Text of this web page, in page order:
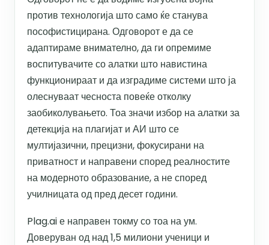
против технологија што само ќе станува
пософистицирана. Одговорот е да се
адаптираме внимателно, да ги опремиме
воспитувачите со алатки што навистина
функционираат и да изградиме системи што ја
олеснуваат чесноста повеќе отколку
заобиколувањето. Тоа значи избор на алатки за
детекција на плагијат и АИ што се
мултијазични, прецизни, фокусирани на
приватност и направени според реалностите
на модерното образование, а не според
училницата од пред десет години.
Plag.ai е направен токму со тоа на ум.
Доверуван од над 1,5 милиони ученици и